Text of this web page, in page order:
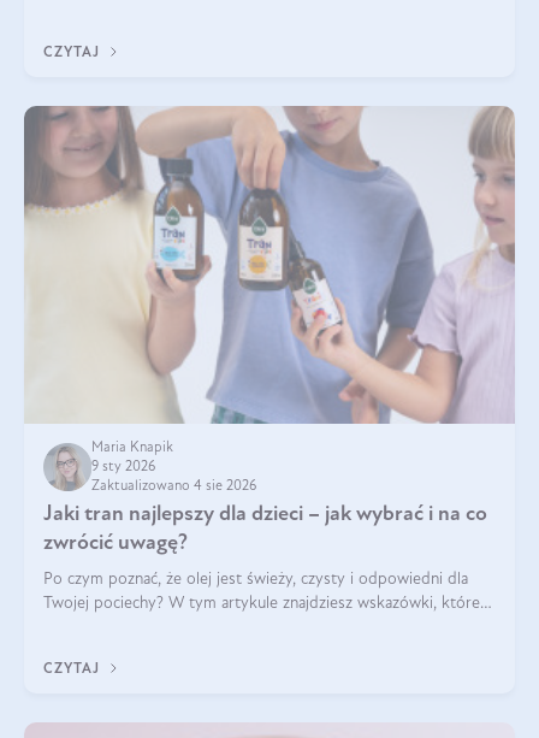
osłabienie włosów.
CZYTAJ
Maria Knapik
9 sty 2026
Zaktualizowano 4 sie 2026
Jaki tran najlepszy dla dzieci – jak wybrać i na co
zwrócić uwagę?
Po czym poznać, że olej jest świeży, czysty i odpowiedni dla
Twojej pociechy? W tym artykule znajdziesz wskazówki, które
CZYTAJ